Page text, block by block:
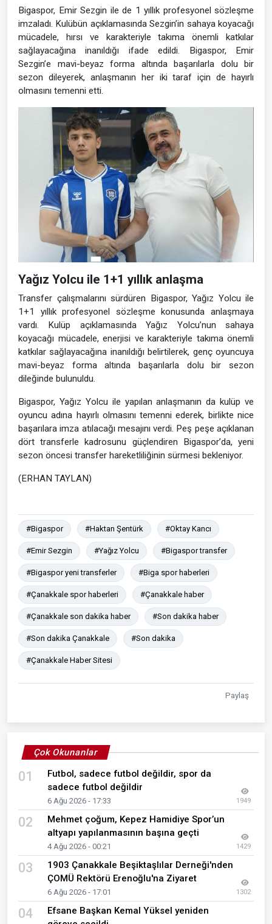
Bigaspor, Emir Sezgin ile de 1 yıllık profesyonel sözleşme
imzaladı. Kulübün açıklamasında Sezgin’in sahaya koyacağı
mücadele, hırsı ve karakteriyle takıma önemli katkılar
sağlayacağına inanıldığı ifade edildi. Bigaspor, Emir
Sezgin’e mavi-beyaz forma altında başarılarla dolu bir
sezon dileyerek, anlaşmanın her iki taraf için de hayırlı
olmasını temenni etti.
Yağız Yolcu ile 1+1 yıllık anlaşma
Transfer çalışmalarını sürdüren Bigaspor, Yağız Yolcu ile
1+1 yıllık profesyonel sözleşme konusunda anlaşmaya
vardı. Kulüp açıklamasında Yağız Yolcu’nun sahaya
koyacağı mücadele, enerjisi ve karakteriyle takıma önemli
katkılar sağlayacağına inanıldığı belirtilerek, genç oyuncuya
mavi-beyaz forma altında başarılarla dolu bir sezon
dileğinde bulunuldu.
Bigaspor, Yağız Yolcu ile yapılan anlaşmanın da kulüp ve
oyuncu adına hayırlı olmasını temenni ederek, birlikte nice
başarılara imza atılacağı mesajını verdi. Peş peşe açıklanan
dört transferle kadrosunu güçlendiren Bigaspor’da, yeni
sezon öncesi transfer hareketliliğinin sürmesi bekleniyor.
(ERHAN TAYLAN)
#Bigaspor #Haktan Şentürk #Oktay Kancı
#Emir Sezgin #Yağız Yolcu #Bigaspor transfer
#Bigaspor yeni transferler #Biga spor haberleri
#Çanakkale spor haberleri #Çanakkale haber
#Çanakkale son dakika haber #Son dakika haber
#Son dakika Çanakkale #Son dakika
#Çanakkale Haber Sitesi
Paylaş
Çok Okunanlar
01
Futbol, sadece futbol değildir, spor da
sadece futbol değildir
6 Ağu 2026 - 17:33 1949
02
Mehmet çoğum, Kepez Hamidiye Spor’un
altyapı yapılanmasının başına geçti
4 Ağu 2026 - 00:21 1429
03
1903 Çanakkale Beşiktaşlılar Derneği'nden
ÇOMÜ Rektörü Erenoğlu'na Ziyaret
6 Ağu 2026 - 17:01 1302
04
Efsane Başkan Kemal Yüksel yeniden